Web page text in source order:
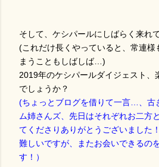
そして、ケシパールにしばらく来れ
(これだけ長くやっていると、常連様
まうこともしばしば…)
2019年のケシパールダイジェスト、
でしょうか？
(ちょっとブログを借りて一言…、古
ム姉さんズ、先日はそれぞれお二方
てくださりありがとうございました
難しいですが、またお会いできるの
す！）